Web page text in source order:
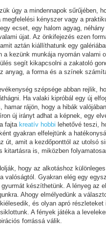
úgy a mindennapok sűrűjében,
megfelelési kényszer vagy a
ecset, egy halom agyag,
újat. Az önkifejezés ezen
aztán kiállíthatunk egy
a kezünk munkája nyomán valami
segít kikapcsolni a zakatoló
anyag, a forma és a színek
szépsége abban rejlik,
Ha valaki kipróbál egy új
hamar rájön, hogy a hibák
új irányt adhat a képnek, egy
fajta kreatív hobbi lehetővé teszi,
gyakran elfelejtünk a
út, amit a kezdőponttól az utolsó
kitartásra is, miközben
hogy az alkotáshoz
valóságtól. Gyakran elég egy
készíthetünk. A lényeg az
Ahogy elmélyedünk a
és olyan apró
A fények játéka a
forrássá válik.